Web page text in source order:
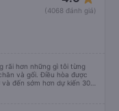
(4068 đánh giá)
rãi hơn những gì tôi từng
và gối. Điều hòa được
đến sớm hơn dự kiến 30
Nam! Không quá nhiều